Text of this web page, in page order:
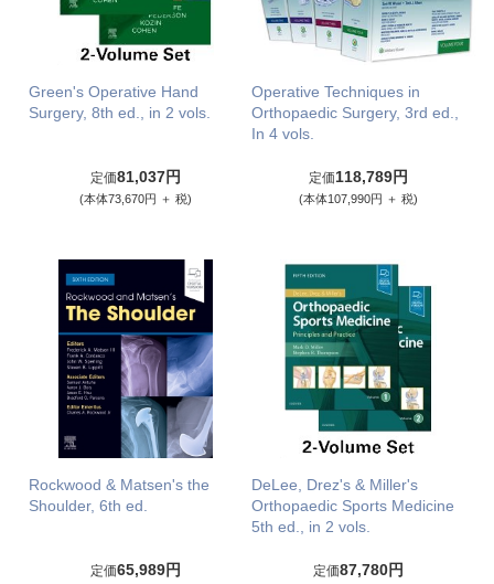
Green's Operative Hand
Surgery, 8th ed., in 2 vols.
定価81,037円
(本体73,670円 ＋ 税)
Operative Techniques in
Orthopaedic Surgery, 3rd ed.,
In 4 vols.
定価118,789円
(本体107,990円 ＋ 税)
Rockwood & Matsen's the
Shoulder, 6th ed.
定価65,989円
DeLee, Drez's & Miller's
Orthopaedic Sports Medicine
5th ed., in 2 vols.
定価87,780円